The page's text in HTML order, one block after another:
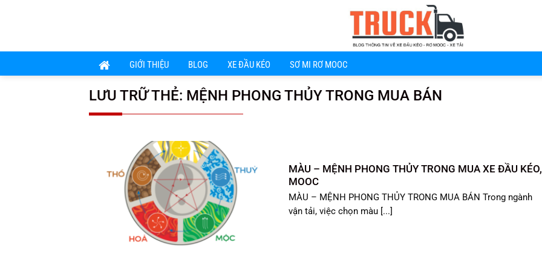
dung
GIỚI THIỆU BLOG XE ĐẦU KÉO SƠ MI RƠ MOOC
LƯU TRỮ THẺ: MỆNH PHONG THỦY TRONG MUA BÁN
MÀU – MỆNH PHONG THỦY TRONG MUA XE ĐẦU KÉO,
MOOC
MÀU – MỆNH PHONG THỦY TRONG MUA BÁN Trong ngành
vận tải, việc chọn màu [...]